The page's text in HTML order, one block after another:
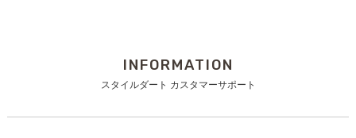
INFORMATION
スタイルダート カスタマーサポート